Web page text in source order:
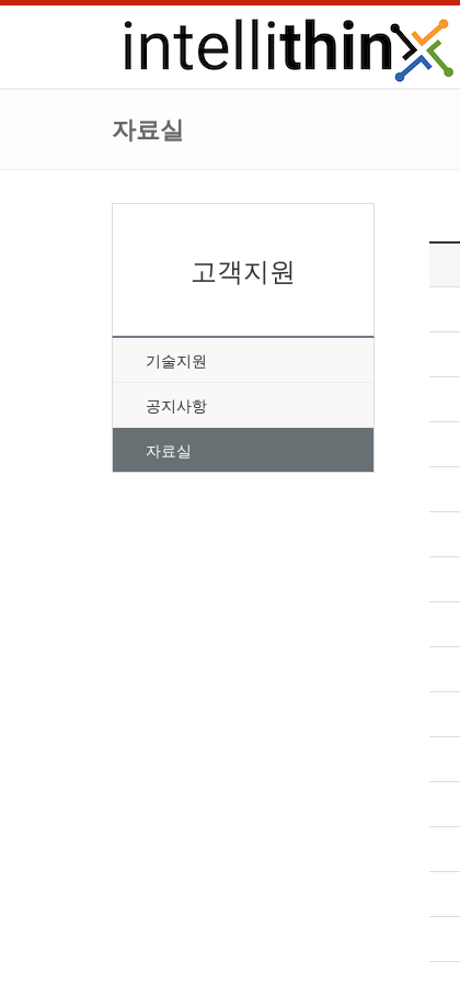
자료실
고객지원
기술지원
공지사항
자료실